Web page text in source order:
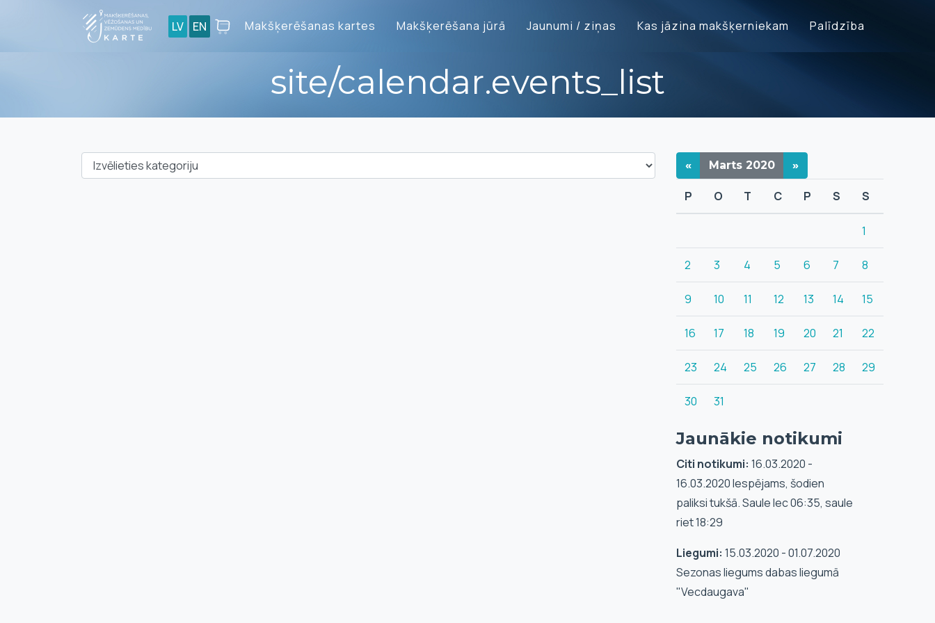
LV EN Makšķerēšanas kartes Makšķerēšana jūrā Jaunumi / ziņas Kas jāzina makšķerniekam Palīdzība
site/calendar.events_list
« Marts 2020 »
P O T C P S S
1
2 3 4 5 6 7 8
9 10 11 12 13 14 15
16 17 18 19 20 21 22
23 24 25 26 27 28 29
30 31
Jaunākie notikumi
Citi notikumi: 16.03.2020 -
16.03.2020 Iespējams, šodien
paliksi tukšā. Saule lec 06:35, saule
riet 18:29
Liegumi: 15.03.2020 - 01.07.2020
Sezonas liegums dabas liegumā
"Vecdaugava"